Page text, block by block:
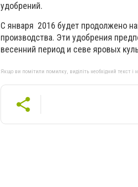
удобрений.
С января 2016 будет продолжено
производства. Эти удобрения
весенний период и севе яровых
Якщо ви помітили помилку, виділіть необхідний текст